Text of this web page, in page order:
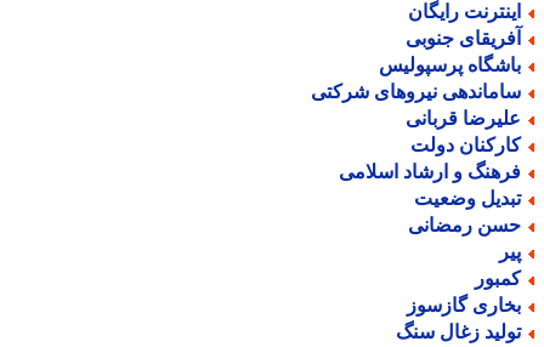
رایگان
جنوبی
پرسپولیس
نیروهای شرکتی
قربانی
دولت
و ارشاد اسلامی
وضعیت
رمضانی
گازسوز
زغال سنگ